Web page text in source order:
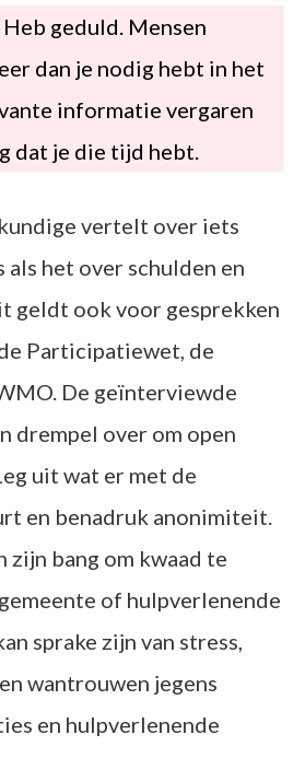
Heb geduld. Mensen
dan je nodig hebt in het
informatie vergaren
dat je die tijd hebt.
vertelt over iets
het over schulden en
geldt ook voor gesprekken
Participatiewet, de
De geïnterviewde
drempel over om open
uit wat er met de
en benadruk anonimiteit.
zijn bang om kwaad te
of hulpverlenende
sprake zijn van stress,
wantrouwen jegens
en hulpverlenende